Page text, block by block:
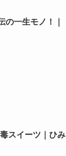
の一生モノ！｜
スイーツ｜ひみ